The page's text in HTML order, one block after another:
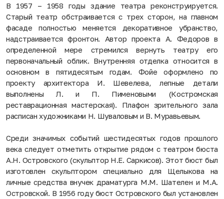
В 1957 – 1958 годы здание театра реконструируется.
Старый театр обстраивается с трех сторон, на главном
фасаде полностью меняется декоративное убранство,
надстраивается фронтон. Автор проекта А. Федоров в
определенной мере стремился вернуть театру его
первоначальный облик. Внутренняя отделка относится в
основном в пятидесятым годам. Фойе оформлено по
проекту архитектора И. Шевелева, лепные детали
выполнены Л. и П. Пименовыми (Костромская
реставрационная мастерская). Плафон зрительного зала
расписан художниками Н. Шуваловым и В. Муравьевым.
Среди значимых событий шестидесятых годов прошлого
века следует отметить открытие рядом с театром бюста
А.Н. Островского (скульптор Н.Е. Саркисов). Этот бюст был
изготовлен скульптором специально для Щелыкова на
личные средства внучек драматурга М.М. Шателен и М.А.
Островской. В 1956 году бюст Островского был установлен